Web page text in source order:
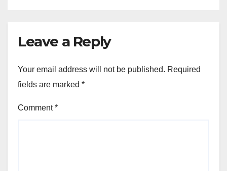
Leave a Reply
Your email address will not be published. Required
fields are marked *
Comment*